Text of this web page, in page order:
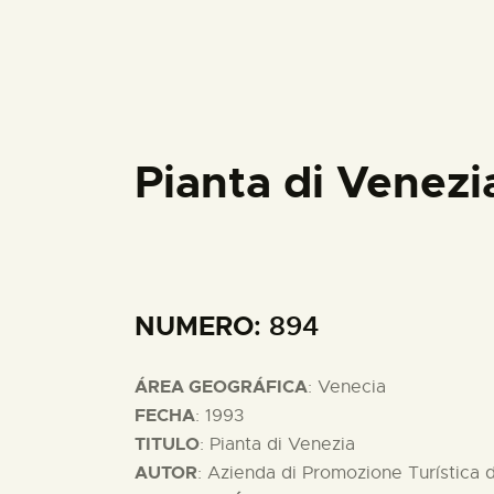
Pianta di
NUMERO: 894
ÁREA GEOGRÁFICA: Venecia
FECHA: 1993
TITULO: Pianta di Venezia
AUTOR: Azienda di Promozione Turística